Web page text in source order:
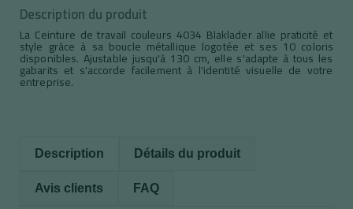
Description du produit
La Ceinture de travail couleurs 4034 Blaklader allie praticité et
style grâce à sa boucle métallique logotée et ses 10 coloris
disponibles. Ajustable jusqu'à 130 cm, elle s'adapte à tous les
gabarits et s'accorde facilement à l'identité visuelle de votre
entreprise.
Description Détails du produit
Avis clients FAQ